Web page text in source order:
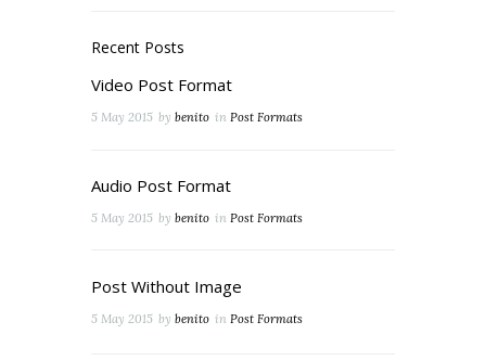
Recent Posts
Video Post Format
5 May 2015 by benito in Post Formats
Audio Post Format
5 May 2015 by benito in Post Formats
Post Without Image
5 May 2015 by benito in Post Formats